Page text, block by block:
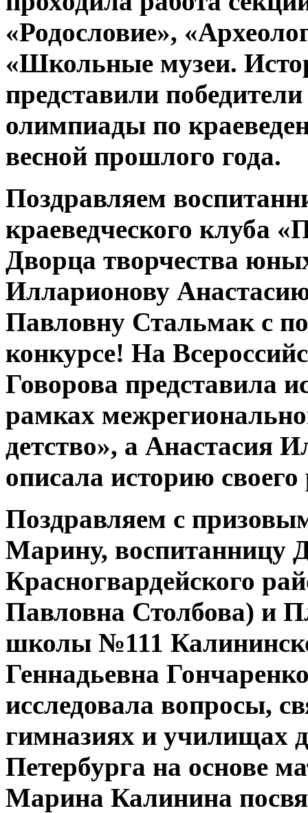
«Родословие»,
«Школьные музеи.
представили
олимпиады по
весной прошлого года.
Поздравляем
краеведческого клуба
Дворца творчества
Илларионову
Павловну Стальмак с
конкурсе! На
Говорова представила
рамках
детство», а Анастасия
описала историю своего
Поздравляем с
Марину,
Красногвардейского
Павловна Столбова) и
школы №111
Геннадьевна
исследовала вопросы,
гимназиях и училищах
Петербурга на основе
Марина Калинина